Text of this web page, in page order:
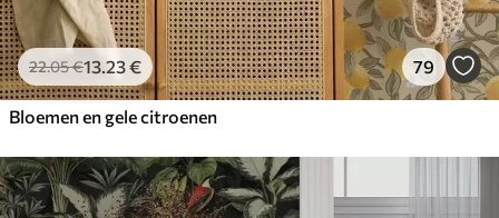
22.05€13.23€ 79
Bloemen en gele citroenen